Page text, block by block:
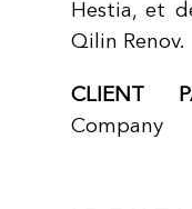
Hestia, et
Qilin Renov.
CLIENT
Company